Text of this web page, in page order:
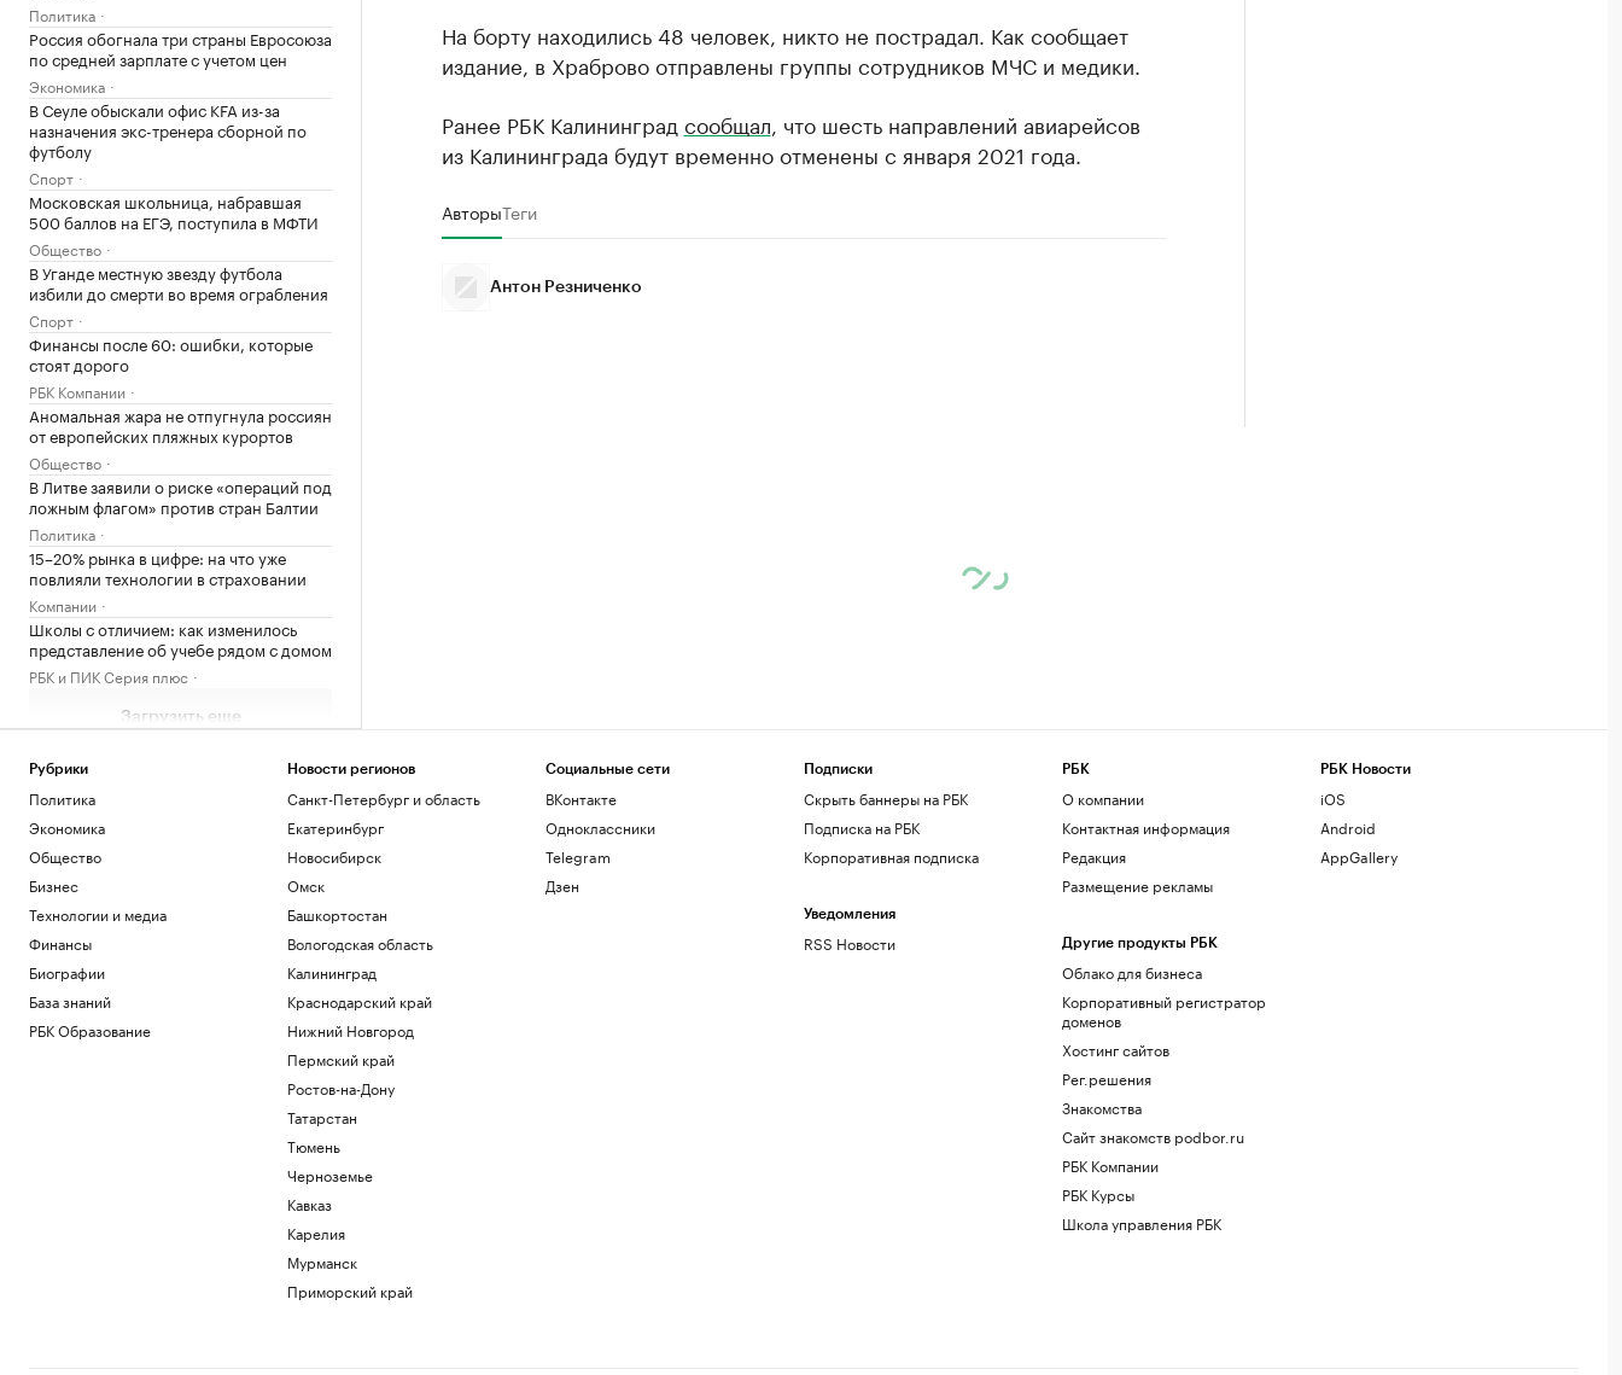
Политика
Россия обогнала три страны Евросоюза
по средней зарплате с учетом цен
Экономика
В Сеуле обыскали офис KFA из-за
назначения экс-тренера сборной по
футболу
Спорт
Московская школьница, набравшая
500 баллов на ЕГЭ, поступила в МФТИ
Общество
В Уганде местную звезду футбола
избили до смерти во время ограбления
Спорт
Финансы после 60: ошибки, которые
стоят дорого
РБК Компании
Аномальная жара не отпугнула россиян
от европейских пляжных курортов
Общество
В Литве заявили о риске «операций под
ложным флагом» против стран Балтии
Политика
15–20% рынка в цифре: на что уже
повлияли технологии в страховании
Компании
Школы с отличием: как изменилось
представление об учебе рядом с домом
РБК и ПИК Серия плюс
Загрузить еще
На борту находились 48 человек, никто не пострадал. Как сообщает
издание, в Храброво отправлены группы сотрудников МЧС и медики.
Ранее РБК Калининград сообщал , что шесть направлений авиарейсов
из Калининграда будут временно отменены с января 2021 года.
АвторыТеги
Антон Резниченко
Рубрики
Политика
Экономика
Общество
Бизнес
Технологии и медиа
Финансы
Биографии
База знаний
РБК Образование
Новости регионов
Санкт-Петербург и область
Екатеринбург
Новосибирск
Омск
Башкортостан
Вологодская область
Калининград
Краснодарский край
Нижний Новгород
Пермский край
Ростов-на-Дону
Татарстан
Тюмень
Черноземье
Кавказ
Карелия
Мурманск
Приморский край
Социальные сети
ВКонтакте
Одноклассники
Telegram
Дзен
Подписки
Скрыть баннеры на РБК
Подписка на РБК
Корпоративная подписка
Уведомления
RSS Новости
РБК
О компании
Контактная информация
Редакция
Размещение рекламы
Другие продукты РБК
Облако для бизнеса
Корпоративный регистратор
доменов
Хостинг сайтов
Рег.решения
Знакомства
Сайт знакомств podbor.ru
РБК Компании
РБК Курсы
Школа управления РБК
РБК Новости
iOS
Android
AppGallery